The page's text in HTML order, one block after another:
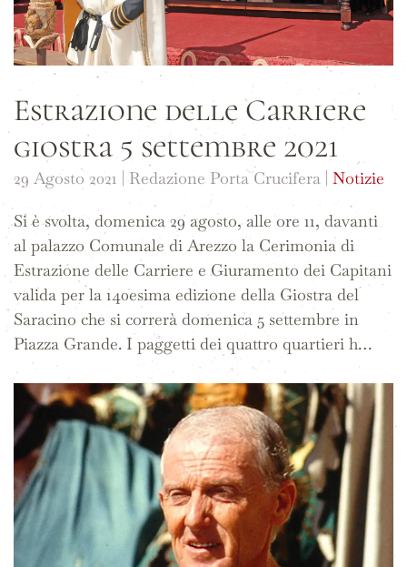
Estrazione delle Carriere
giostra 5 settembre 2021
29 Agosto 2021 | Redazione Porta Crucifera | Notizie
Si è svolta, domenica 29 agosto, alle ore 11, davanti
al palazzo Comunale di Arezzo la Cerimonia di
Estrazione delle Carriere e Giuramento dei Capitani
valida per la 140esima edizione della Giostra del
Saracino che si correrà domenica 5 settembre in
Piazza Grande. I paggetti dei quattro quartieri h…